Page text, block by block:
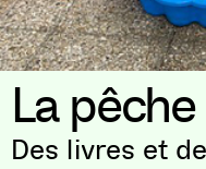
La
Des livres et